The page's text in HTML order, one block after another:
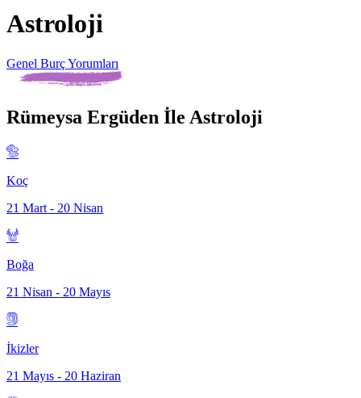
Astroloji
Genel Burç Yorumları
Rümeysa Ergüden İle Astroloji
Koç
21 Mart - 20 Nisan
Boğa
21 Nisan - 20 Mayıs
İkizler
21 Mayıs - 20 Haziran